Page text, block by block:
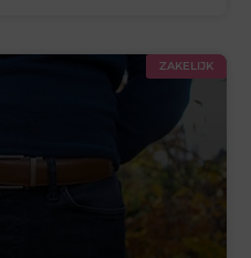
ZAKELIJK